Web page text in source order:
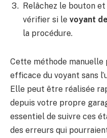
Relâchez le bouton
vérifier si le voyant
la procédure.
Cette méthode
efficace du voyant sans
Elle peut être réalisée
depuis votre propre
essentiel de suivre ces
des erreurs qui